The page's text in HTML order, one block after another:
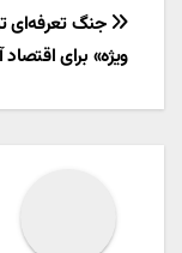
راهبری
نوشته
جنگ تعرفه‌ای
ویژه» برای اقتصاد